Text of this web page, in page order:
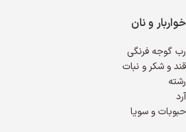
خواربار و نان
رب گوجه فرنگی
قند و شکر و نبات
رشته
آرد
حبوبات و سویا